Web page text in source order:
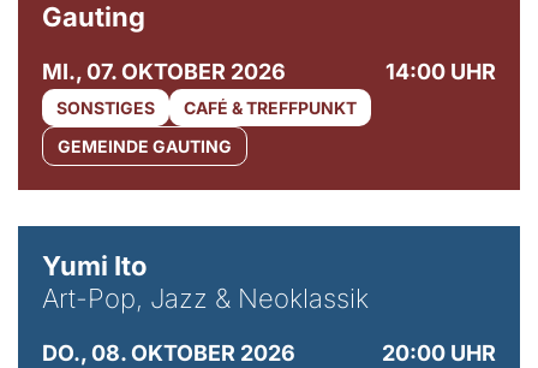
Gauting
MI., 07. OKTOBER 2026 14:00 UHR
SONSTIGES
CAFÉ & TREFFPUNKT
GEMEINDE GAUTING
Yumi Ito
Art-Pop, Jazz & Neoklassik
DO., 08. OKTOBER 2026
20:00 UHR